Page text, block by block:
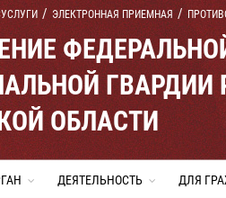
ЭЛЕКТРОННАЯ ПРИЕМНАЯ
ГВАРДИИ
ОБЛАСТИ
ДЕЯТЕЛЬНОСТЬ ДЛЯ